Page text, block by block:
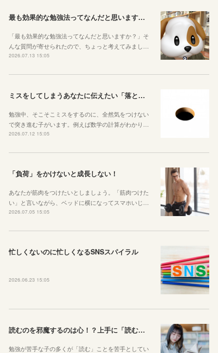
最も効果的な勉強法ってなんだと思いますか？
「最も効果的な勉強法ってなんだと思いますか？」そ
んな質問が寄せられたので、ちょっと考えてみまし…
2026.07.13 15:05
ミスをしてしまうあなたに伝えたい「落とし穴がある道は早歩きしない」ということ
勉強中、そこそこミスをするのに、全然気をつけない
で突き進む子がいます。例えば数学の計算がわかり…
2026.07.12 15:05
「負荷」をかけないと成長しない！
あなたが筋肉をつけたいとしましょう。「筋肉つけた
い」と言いながら、ベッドに横になってスマホいじ…
2026.07.05 15:05
忙しくないのに忙しくなるSNSスパイラル
2026.06.23 15:05
読むのを邪魔するのは心！？上手に「読む」ための気持ちの対処法
勉強が苦手な子の多くが「読む」ことを苦手としてい